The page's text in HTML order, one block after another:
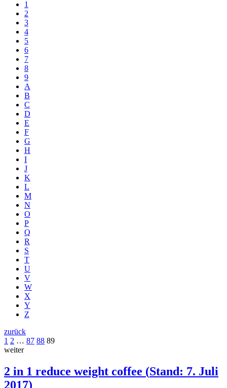
1
2
3
4
5
6
7
8
9
A
B
C
D
E
F
G
H
I
J
K
L
M
N
O
P
Q
R
S
T
U
V
W
X
Y
Z
zurück
1 2 … 87 88 89
weiter
2 in 1 reduce weight coffee (Stand: 7. Juli
2017)